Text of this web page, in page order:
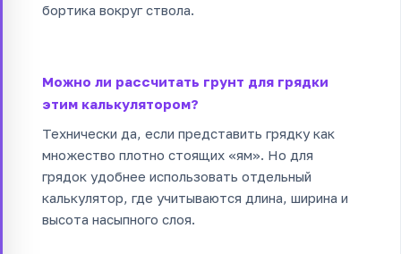
бортика вокруг ствола.
Можно ли рассчитать грунт для грядки
этим калькулятором?
Технически да, если представить грядку как
множество плотно стоящих «ям». Но для
грядок удобнее использовать отдельный
калькулятор, где учитываются длина, ширина и
высота насыпного слоя.